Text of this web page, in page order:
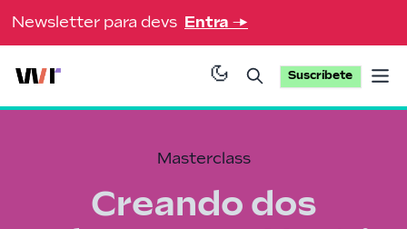
Newsletter para devs Entra →
Suscríbete
Masterclass
Creando dos